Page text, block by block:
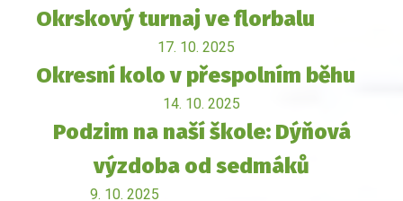
Okrskový turnaj ve florbalu
17. 10. 2025
Okresní kolo v přespolním běhu
14. 10. 2025
Podzim na naší škole: Dýňová
výzdoba od sedmáků
9. 10. 2025